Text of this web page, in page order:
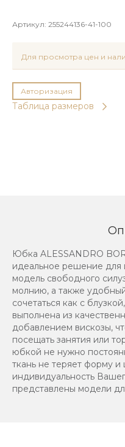
Артикул: 255244136-41-100
Для просмотра цен и
Авторизация
Таблица размеров
Юбка ALESSANDRO
идеальное решение для
модель свободного
молнию, а также
сочетаться как с
выполнена из
добавлением вискозы,
посещать занятия или
юбкой не нужно
ткань не теряет форму
индивидуальность
представлены модели